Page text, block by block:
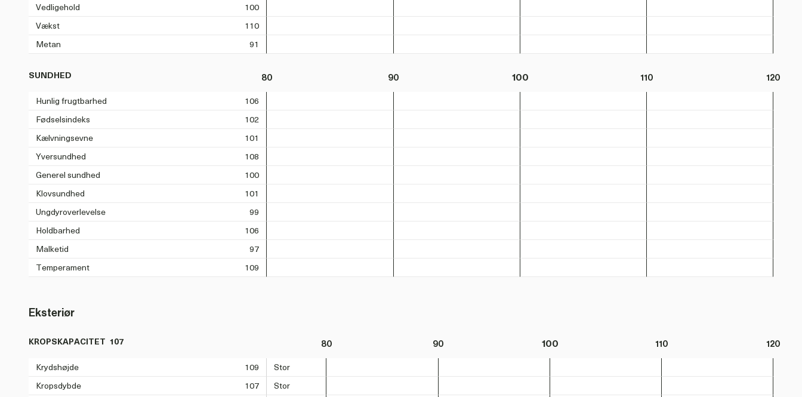
Vedligehold
100
Vækst
110
Metan
91
SUNDHED 80 90 100 110 120
Hunlig frugtbarhed
106
Fødselsindeks
102
Kælvningsevne
101
Yversundhed
108
Generel sundhed
100
Klovsundhed
101
Ungdyroverlevelse
99
Holdbarhed
106
Malketid
97
Temperament
109
Eksteriør
KROPSKAPACITET 107 80 90 100 110 120
Krydshøjde 109
Stor
Kropsdybde
107
Stor